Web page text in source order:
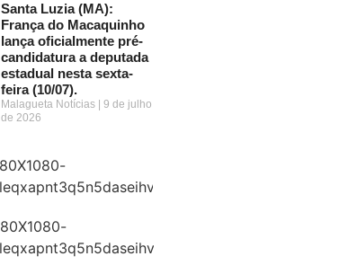
Santa Luzia (MA):
França do Macaquinho
lança oficialmente pré-
candidatura a deputada
estadual nesta sexta-
feira (10/07).
Malagueta Notícias
9 de julho
de 2026